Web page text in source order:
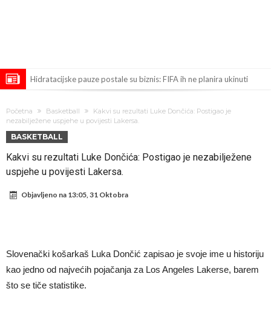
Hidratacijske pauze postale su biznis: FIFA ih ne planira ukinuti
Atletika?!
Ovo se Novaku nikad nije dešavalo: Sinner i Alcaraz odustaju, a
Zverev se odmah “raspao”
Infantino imao ljubavnicu: Isplivale skandalozne informacije, dobila je
novac od UEFA
Mourinho uvodi strogu disciplinu u Real Madrid. Ovo su tri nova
Početna Basketball
Kakvi su rezultati Luke Dončića: Postigao je
nezabilježene uspjehe u povijesti Lakersa.
BASKETBALL
Kakvi su rezultati Luke Dončića: Postigao je nezabilježene
uspjehe u povijesti Lakersa.
Objavljeno na 13:05, 31 Oktobra
Slovenački košarkaš Luka Dončić zapisao je svoje ime u historiju
kao jedno od najvećih pojačanja za Los Angeles Lakerse, barem
što se tiče statistike.